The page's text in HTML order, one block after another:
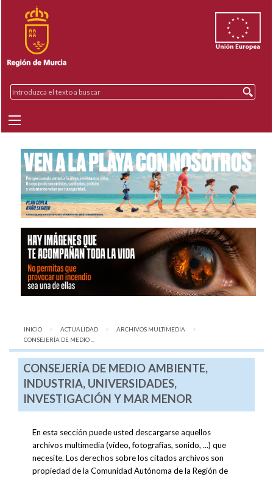
INICIO ACTUALIDAD
ARCHIVOS MULTIMEDIA
AQUÍ:
CONSEJERÍA DE MEDIO ...
CONSEJERÍA DE MEDIO AMBIENTE,
INDUSTRIA, UNIVERSIDADES,
INVESTIGACIÓN Y MAR MENOR
En esta sección puede usted descargarse aquellos
archivos multimedia (vídeo, fotografías, sonido, ...) que
necesite. Los derechos sobre los citados archivos son
propiedad de la Comunidad Autónoma de la Región de